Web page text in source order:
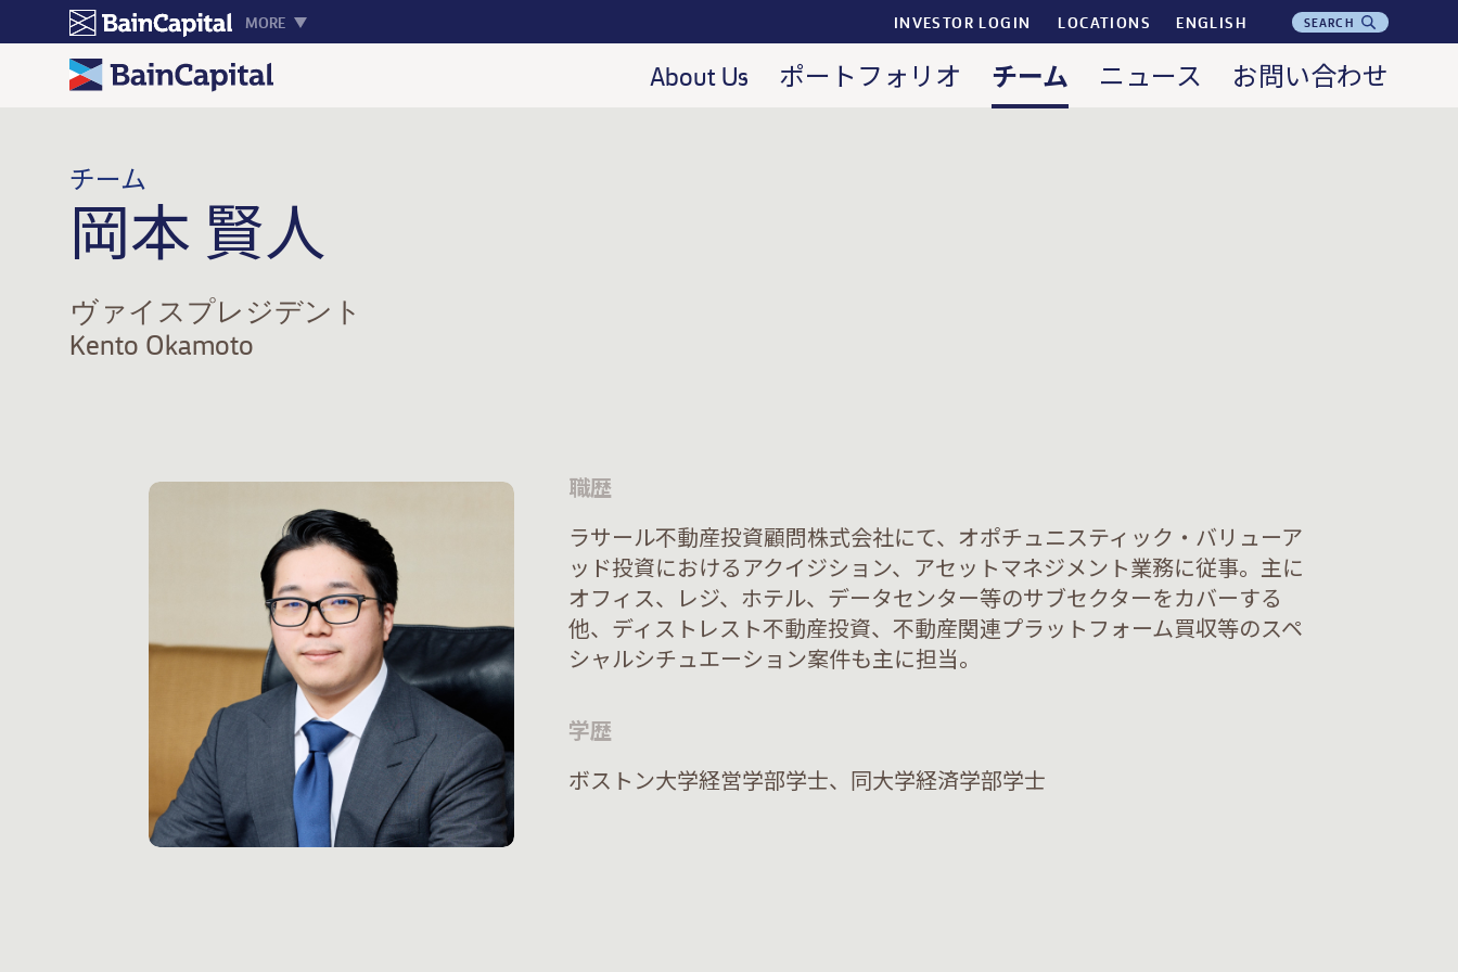
MORE INVESTOR LOGIN LOCATIONS ENGLISH SEARCH
About Us ポートフォリオ チーム ニュース お問い合わせ
チーム
岡本 賢人
ヴァイスプレジデント
Kento Okamoto
職歴
ラサール不動産投資顧問株式会社にて、オポチュニスティック・バリューア
ッド投資におけるアクイジション、アセットマネジメント業務に従事。主に
オフィス、レジ、ホテル、データセンター等のサブセクターをカバーする
他、ディストレスト不動産投資、不動産関連プラットフォーム買収等のスペ
シャルシチュエーション案件も主に担当。
学歴
ボストン大学経営学部学士、同大学経済学部学士